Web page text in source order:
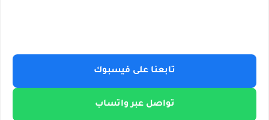
تابعنا على فيسبوك
تواصل عبر واتساب